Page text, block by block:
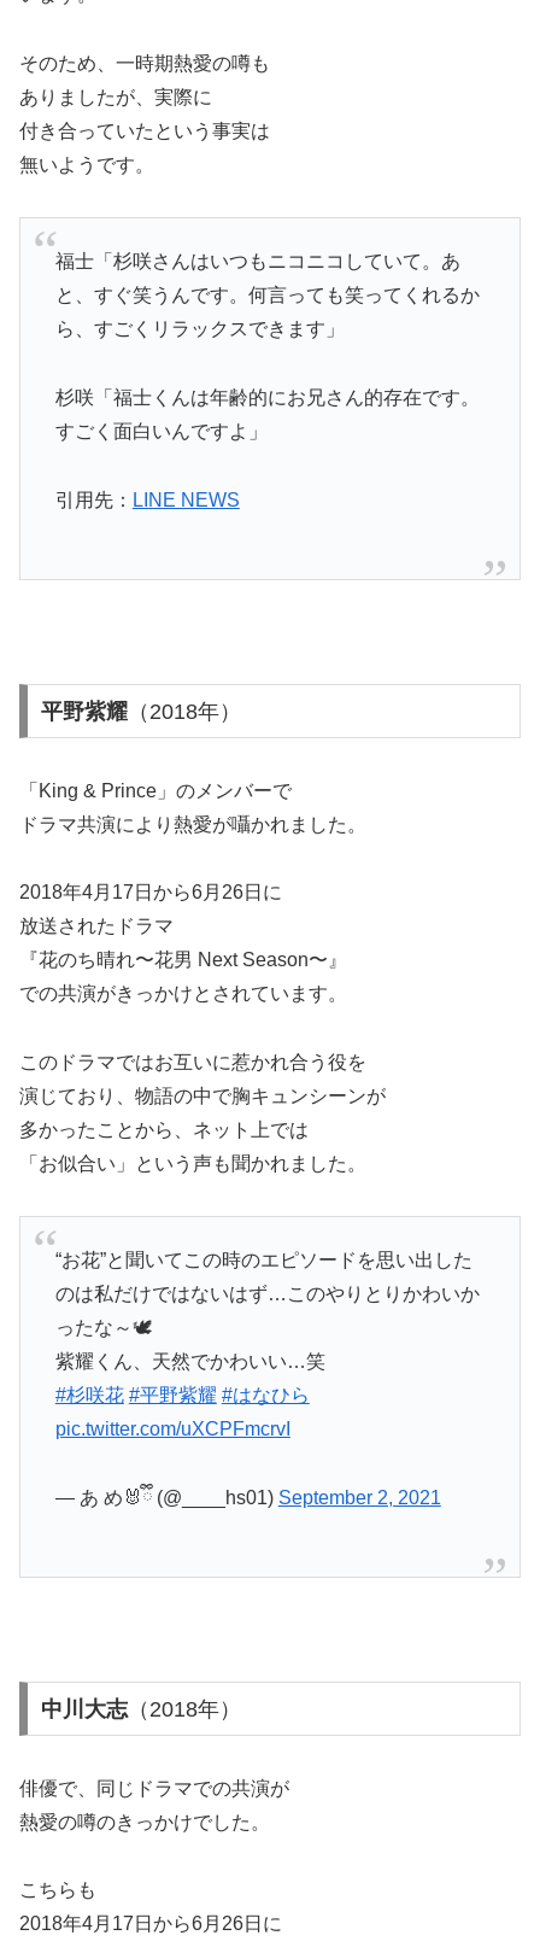
そのため、一時期熱愛の噂も
ありましたが、実際に
付き合っていたという事実は
無いようです。
福士「杉咲さんはいつもニコニコしていて。あ
と、すぐ笑うんです。何言っても笑ってくれるか
ら、すごくリラックスできます」
杉咲「福士くんは年齢的にお兄さん的存在です。
すごく面白いんですよ」
引用先： LINE NEWS
平野紫耀（2018年）
「King & Prince」のメンバーで
ドラマ共演により熱愛が囁かれました。
2018年4月17日から6月26日 に
放送されたドラマ
『花のち晴れ〜花男 Next Season〜』
での共演がきっかけとされています。
このドラマではお互いに惹かれ合う役を
演じており、物語の中で胸キュンシーンが
多かったことから、ネット上では
「お似合い」という声も聞かれました。
“お花”と聞いてこの時のエピソードを思い出した
のは私だけではないはず…このやりとりかわいか
ったな～🕊
紫耀くん、天然でかわいい…笑
#杉咲花 #平野紫耀 #はなひら
pic.twitter.com/uXCPFmcrvI
— あ め🐰ྀི (@____hs01) September 2, 2021
中川大志（2018年）
俳優で、同じドラマでの共演が
熱愛の噂のきっかけでした。
こちらも
2018年4月17日から6月26日 に